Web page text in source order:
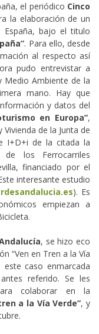
el periódico Cinco
la elaboración de un
bajo el titulo
. Para ello, desde
al respecto así
pudo entrevistar a
Medio Ambiente de la
mano. Hay que
y datos del
en Europa”,
de la Junta de
I+D+i de la citada la
los Ferrocarriles
financiado por el
interesante estudio
). Es
empiezan a
, se hizo eco
“Ven en Tren a la Vía
este caso enmarcada
referido. Se les
colaborar en la
a la Vía Verde”, y